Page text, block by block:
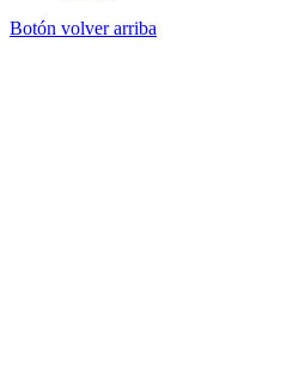
Botón volver arriba